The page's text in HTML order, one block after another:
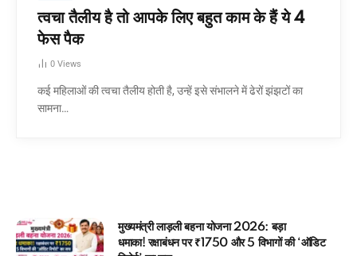
त्वचा तैलीय है तो आपके लिए बहुत काम के हैं ये 4
फेस पैक
0 Views
कई महिलाओं की त्वचा तैलीय होती है, उन्हें इसे संभालने में ढेरों झंझटों का
सामना…
बड़ा
की ‘ऑडिट
8th Pay Commission DA
धमाका! 50% DA के मूल वेतन में